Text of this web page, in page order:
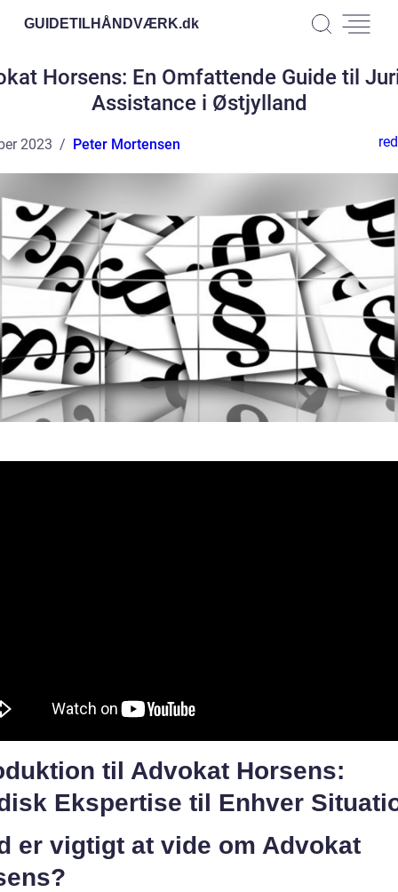
GUIDETILHÅNDVÆRK.dk
Horsens: En Omfattende Guide til
Assistance i Østjylland
2023 Peter Mortensen
til Advokat Horsens:
Ekspertise til Enhver
er vigtigt at vide om Advokat